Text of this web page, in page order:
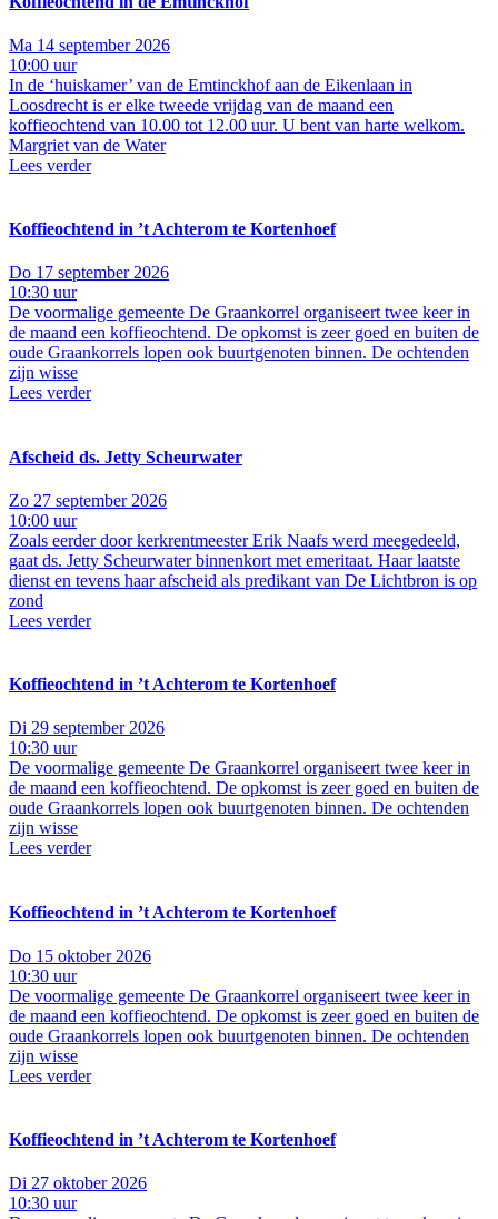
Ma 14 september 2026
10:00 uur
In de ‘huiskamer’ van de Emtinckhof aan de Eikenlaan in
Loosdrecht is er elke tweede vrijdag van de maand een
koffieochtend van 10.00 tot 12.00 uur. U bent van harte welkom.
Margriet van de Water
Lees verder
Koffieochtend in ’t Achterom te Kortenhoef
Do 17 september 2026
10:30 uur
De voormalige gemeente De Graankorrel organiseert twee keer in
de maand een koffieochtend. De opkomst is zeer goed en buiten de
oude Graankorrels lopen ook buurtgenoten binnen. De ochtenden
zijn wisse
Lees verder
Afscheid ds. Jetty Scheurwater
Zo 27 september 2026
10:00 uur
Zoals eerder door kerkrentmeester Erik Naafs werd meegedeeld,
gaat ds. Jetty Scheurwater binnenkort met emeritaat. Haar laatste
dienst en tevens haar afscheid als predikant van De Lichtbron is op
zond
Lees verder
Koffieochtend in ’t Achterom te Kortenhoef
Di 29 september 2026
10:30 uur
De voormalige gemeente De Graankorrel organiseert twee keer in
de maand een koffieochtend. De opkomst is zeer goed en buiten de
oude Graankorrels lopen ook buurtgenoten binnen. De ochtenden
zijn wisse
Lees verder
Koffieochtend in ’t Achterom te Kortenhoef
Do 15 oktober 2026
10:30 uur
De voormalige gemeente De Graankorrel organiseert twee keer in
de maand een koffieochtend. De opkomst is zeer goed en buiten de
oude Graankorrels lopen ook buurtgenoten binnen. De ochtenden
zijn wisse
Lees verder
Koffieochtend in ’t Achterom te Kortenhoef
Di 27 oktober 2026
10:30 uur